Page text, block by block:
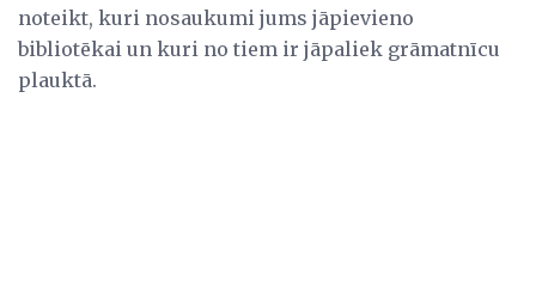
noteikt, kuri nosaukumi jums jāpievieno
bibliotēkai un kuri no tiem ir jāpaliek grāmatnīcu
plauktā.